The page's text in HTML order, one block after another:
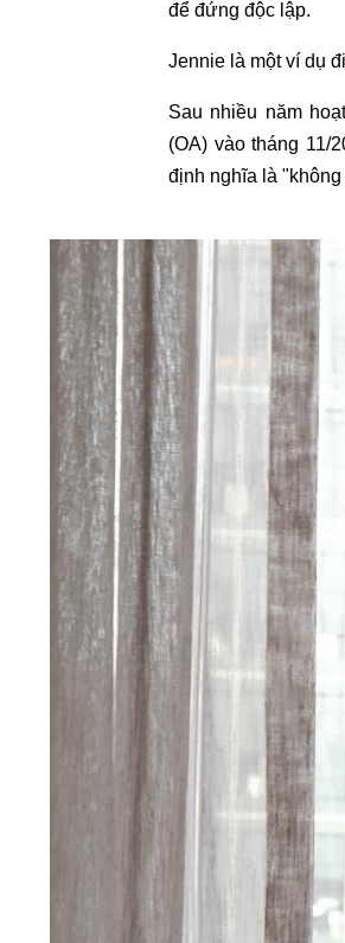
để đứng độc lập.
Jennie là một ví dụ
Sau nhiều năm
(OA) vào tháng 11/
định nghĩa là